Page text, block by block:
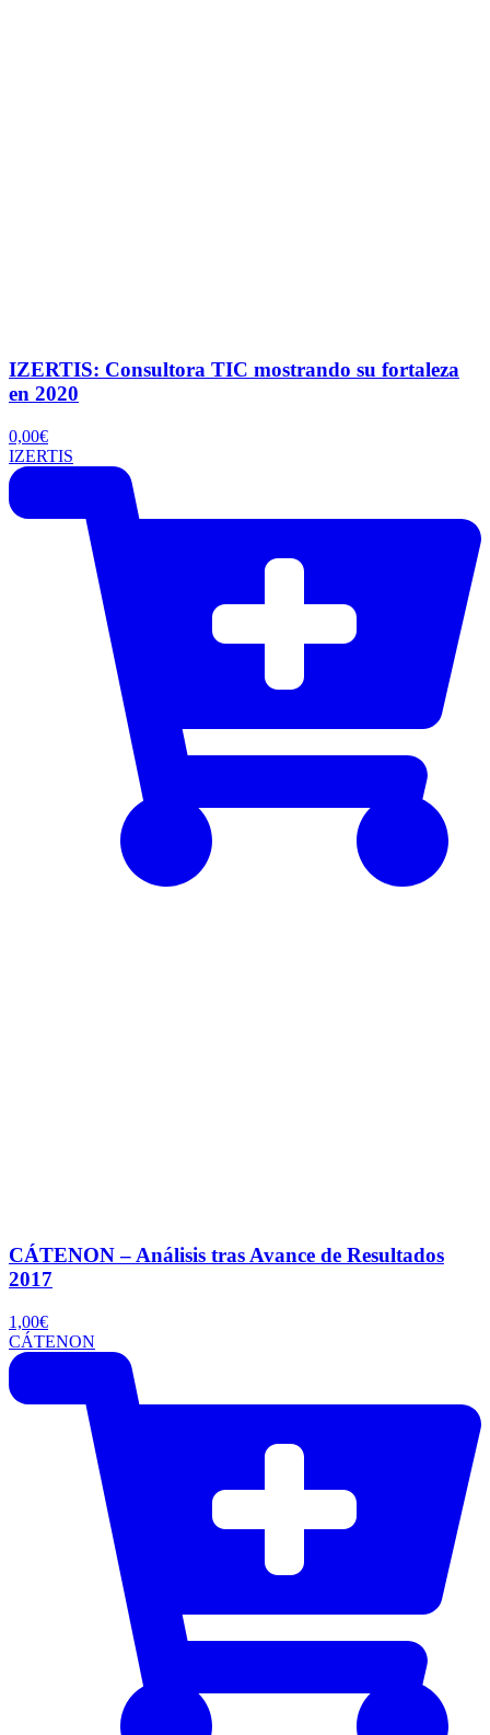
IZERTIS: Consultora TIC mostrando su fortaleza
en 2020
0,00€
IZERTIS
CÁTENON – Análisis tras Avance de Resultados
2017
1,00€
CÁTENON